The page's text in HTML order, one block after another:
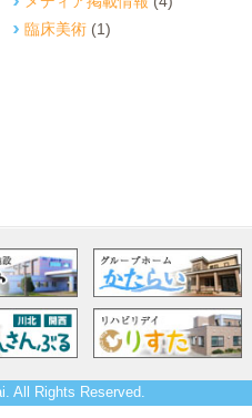
臨床美術(1)
All Rights Reserved.